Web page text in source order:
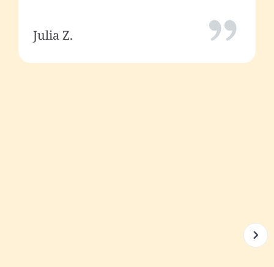
Julia Z.